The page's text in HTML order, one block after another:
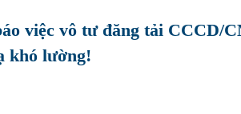
việc vô tư đăng tải CCCD/
khó lường!